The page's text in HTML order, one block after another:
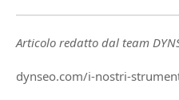
Articolo redatto dal team
dynseo.com/i-nostri-